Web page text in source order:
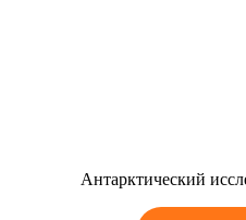
Антарктический